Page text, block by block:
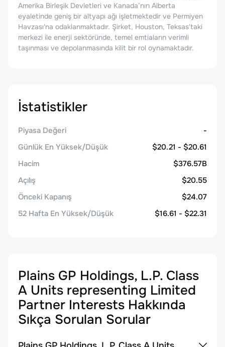
Amerika Birleşik Devletleri ve Kanada’nın Alberta
eyaletinde geniş bir altyapı ağı işletmektedir ve Permiyen
Havzası'na odaklanmaktadır. Şirket, Houston, Teksas'taki
merkezi ile enerji sektöründe, temel emtiaların verimli
taşınması ve depolanmasında kilit bir rol oynamaktadır.
İstatistikler
Piyasa Değeri
-
Günlük En Yüksek/Düşük
$20.21 - $20.61
Hacim
$376.57B
Açılış
$20.55
Önceki Kapanış
$24.07
52 Hafta En Yüksek/Düşük
$16.61 - $22.31
Plains GP Holdings, L.P. Class
A Units representing Limited
Partner Interests Hakkında
Sıkça Sorulan Sorular